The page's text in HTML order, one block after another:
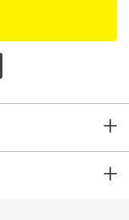
+
en minutos.
+